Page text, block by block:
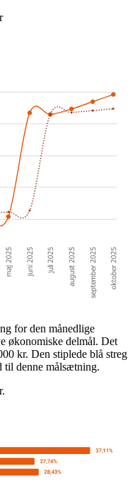
for den månedlige
økonomiske delmål. Det
kr. Den stiplede blå streg
til denne målsætning.